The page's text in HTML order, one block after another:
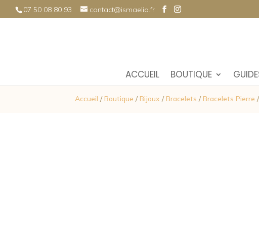
07 50 08 80 93 contact@ismaelia.fr
ACCUEIL BOUTIQUE
Accueil /Boutique /Bijoux /Bracelets /Bracelets Pierre